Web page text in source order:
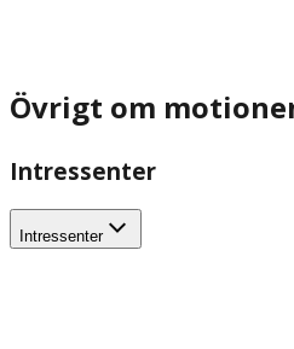
Övrigt om
Intressenter
Intressenter